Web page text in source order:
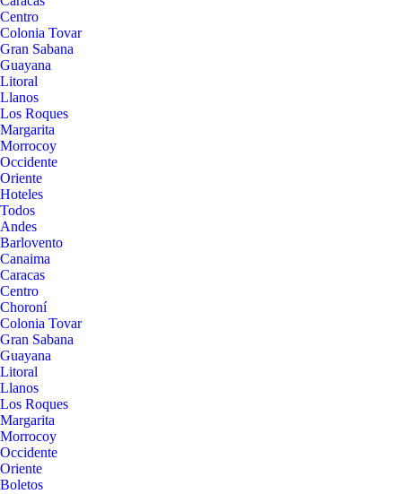
Centro
Colonia Tovar
Gran Sabana
Guayana
Litoral
Llanos
Los Roques
Margarita
Morrocoy
Occidente
Oriente
Hoteles
Todos
Andes
Barlovento
Canaima
Caracas
Centro
Choroní
Colonia Tovar
Gran Sabana
Guayana
Litoral
Llanos
Los Roques
Margarita
Morrocoy
Occidente
Oriente
Boletos